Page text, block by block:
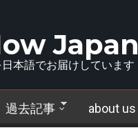
Japan
日本語でお届けしています
過去記事 about us